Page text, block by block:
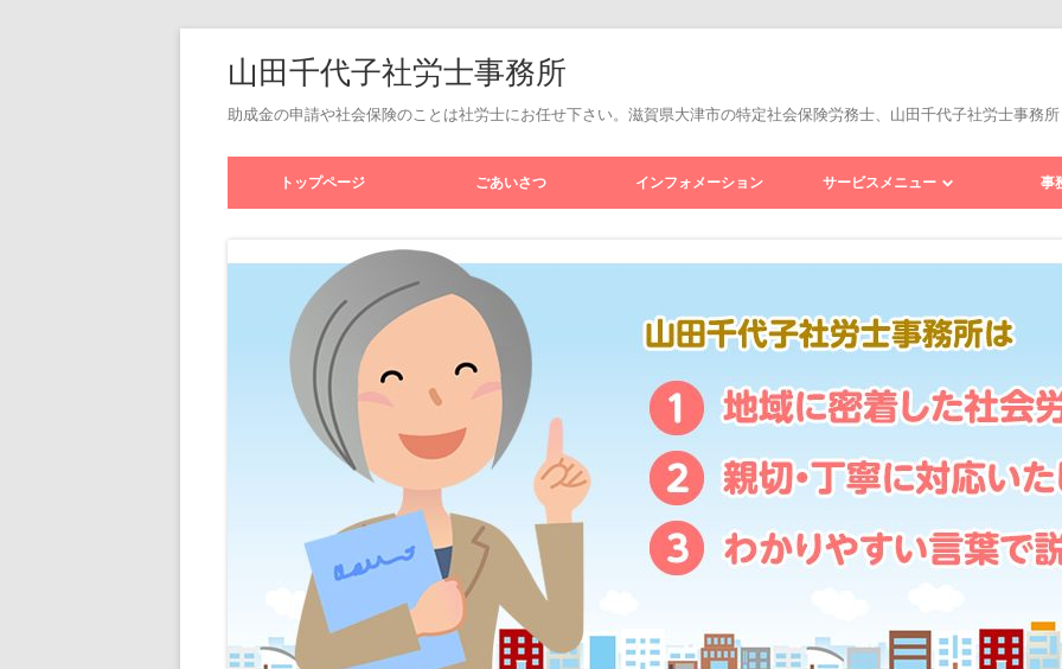
山田千代子社労士事務所
助成金の申請や社会保険のことは社労士にお任せ下さい。滋賀県大津市の特定社会保険労務士、山田千代子社労士事務所
コ
ン
移
る
トップページ ごあいさつ インフォメーション サービスメニュー
就業規則の見直しと作成
雇用関係助成金の受給診断、
申請
年金相談
高年齢者の賃金設計
社労士が取り扱う主な法律
事